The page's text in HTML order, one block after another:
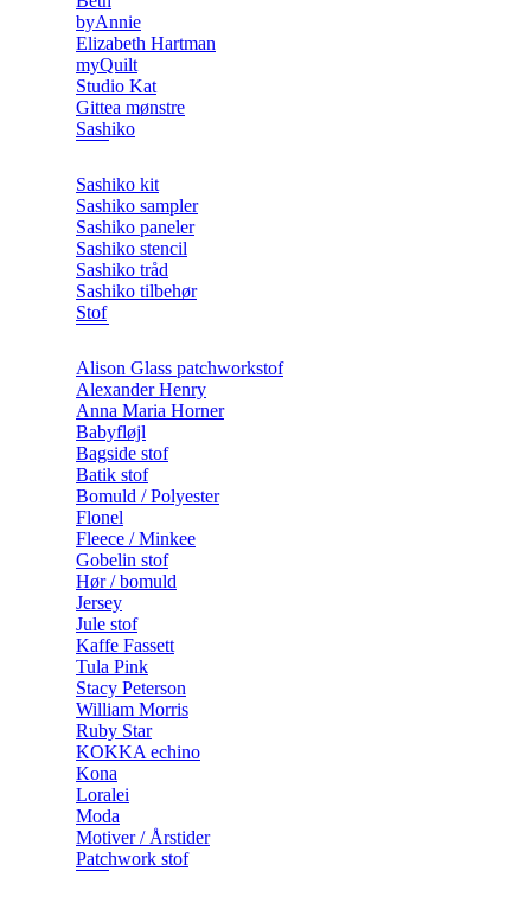
byAnnie
Elizabeth Hartman
myQuilt
Studio Kat
Gittea mønstre
Sashiko
Sashiko kit
Sashiko sampler
Sashiko paneler
Sashiko stencil
Sashiko tråd
Sashiko tilbehør
Stof
Alison Glass patchworkstof
Alexander Henry
Anna Maria Horner
Babyfløjl
Bagside stof
Batik stof
Bomuld / Polyester
Flonel
Fleece / Minkee
Gobelin stof
Hør / bomuld
Jersey
Jule stof
Kaffe Fassett
Tula Pink
Stacy Peterson
William Morris
Ruby Star
KOKKA echino
Kona
Loralei
Moda
Motiver / Årstider
Patchwork stof